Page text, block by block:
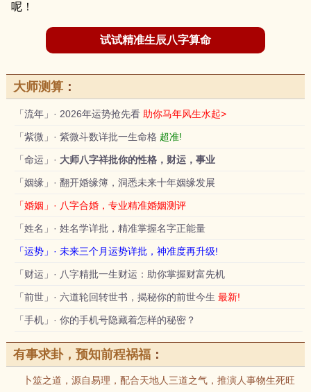
呢！
试试精准生辰八字算命
大师测算：
「流年」· 2026年运势抢先看 助你马年风生水起>
「紫微」· 紫微斗数详批一生命格 超准!
「命运」· 大师八字祥批你的性格，财运，事业
「姻缘」· 翻开婚缘簿，洞悉未来十年姻缘发展
「婚姻」· 八字合婚，专业精准婚姻测评
「姓名」· 姓名学详批，精准掌握名字正能量
「运势」· 未来三个月运势详批，神准度再升级!
「财运」· 八字精批一生财运：助你掌握财富先机
「前世」· 六道轮回转世书，揭秘你的前世今生 最新!
「手机」· 你的手机号隐藏着怎样的秘密？
有事求卦，预知前程祸福：
卜筮之道，源自易理，配合天地人三道之气，推演人事物生死旺